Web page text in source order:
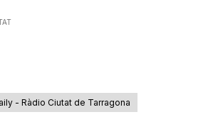
- Ràdio Ciutat de Tarragona